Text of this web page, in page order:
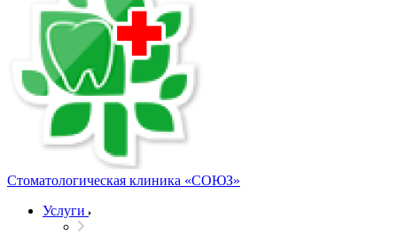
Стоматологическая клиника «СОЮЗ»
Услуги